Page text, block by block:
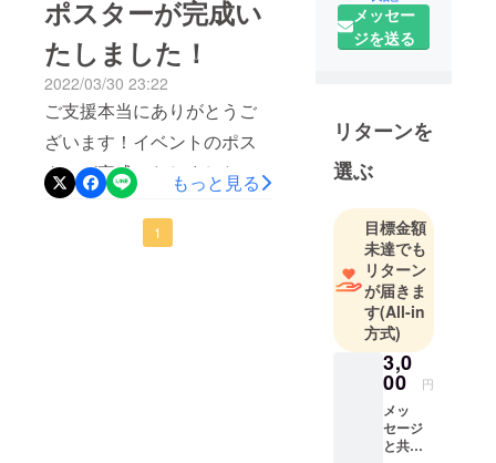
大切に使わせていただきま
す。5/4・5/5の「チャレッ
コ!!フェスティバル」の開催
に向けて、必要なものを購
入させていただきました。
今回購入したものは今後の
イベントでも活用して参加
者の皆さんのワクワクにつ
ポスターが完成い
たしました！
2022/03/30 23:22
ご支援本当にありがとうご
ざいます！イベントのポス
ターが完成いたしました。
こちらも私たちの手作りデ
ザインとなりますが、神戸
もっと見る
1
アスリー
ト・パ
してきまし
た。2020年
に表舞台を
はASCス
クールとい
う教室を立
ち上げ、神
戸を拠点に
「教育にな
る"エクスト
リームス
ポーツ"」の
普及を目指
メッセー
ジを送る
リターンを
選ぶ
目標金額
未達でも
リターン
が届きま
す(All-in
方式)
3,0
00 円
メッ
セージ
と共に